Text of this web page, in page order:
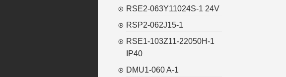
RSE2-063Y11024S-1 24V
RSP2-062J15-1
RSE1-103Z11-22050H-1
IP40
DMU1-060 A-1